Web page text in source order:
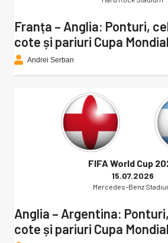
Franța – Anglia: Ponturi,
cote și pariuri Cupa
Andrei Serban
FIFA World Cup
15.07.2026
Mercedes-Benz
Anglia – Argentina:
cote și pariuri Cupa